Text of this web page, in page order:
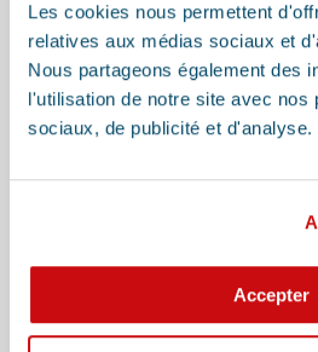
Les cookies nous permettent
relatives aux médias sociaux et
Nous partageons également des
l'utilisation de notre site avec nos
sociaux, de publicité et d'analyse.
Accepter
Contactez
Appelez un vétérinaire
dès
l’urgence et donnez-lui autant de
notamment l’endroit de la
votre chien.
essayez de transporter votre